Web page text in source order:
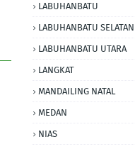
LABUHANBATU
LABUHANBATU SELATAN
LABUHANBATU UTARA
LANGKAT
MANDAILING NATAL
MEDAN
NIAS